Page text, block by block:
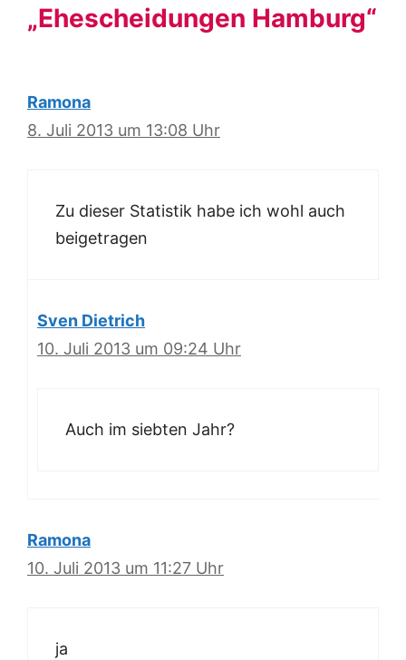
„Ehescheidungen Hamburg“
Ramona
8. Juli 2013 um 13:08 Uhr
Zu dieser Statistik habe ich wohl auch
beigetragen
Sven Dietrich
10. Juli 2013 um 09:24 Uhr
Auch im siebten Jahr?
Ramona
10. Juli 2013 um 11:27 Uhr
ja